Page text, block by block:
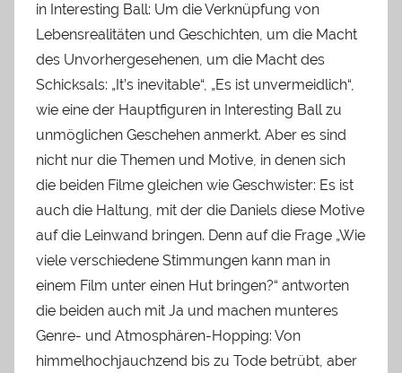
in Interesting Ball: Um die Verknüpfung von
Lebensrealitäten und Geschichten, um die Macht
des Unvorhergesehenen, um die Macht des
Schicksals: „It’s inevitable“, „Es ist unvermeidlich“,
wie eine der Hauptfiguren in Interesting Ball zu
unmöglichen Geschehen anmerkt. Aber es sind
nicht nur die Themen und Motive, in denen sich
die beiden Filme gleichen wie Geschwister: Es ist
auch die Haltung, mit der die Daniels diese Motive
auf die Leinwand bringen. Denn auf die Frage „Wie
viele verschiedene Stimmungen kann man in
einem Film unter einen Hut bringen?“ antworten
die beiden auch mit Ja und machen munteres
Genre- und Atmosphären-Hopping: Von
himmelhochjauchzend bis zu Tode betrübt, aber